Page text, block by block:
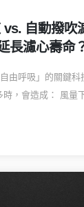
vs. 自動撥吹
長濾心壽命
由呼吸」的關鍵科
時，會造成： 風量